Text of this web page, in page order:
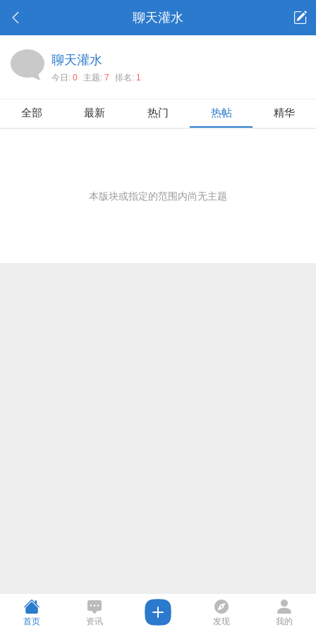
聊天灌水
聊天灌水
今日: 0 主题: 7 排名: 1
全部 最新 热门 热帖 精华
本版块或指定的范围内尚无主题
首页 资讯 发现 我的